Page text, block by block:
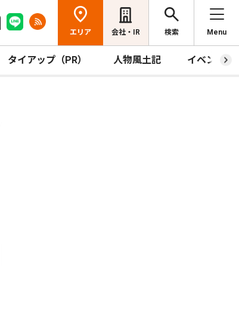
エリア 会社・IR 検索 Menu
タイアップ（PR） 人物風土記 イベント